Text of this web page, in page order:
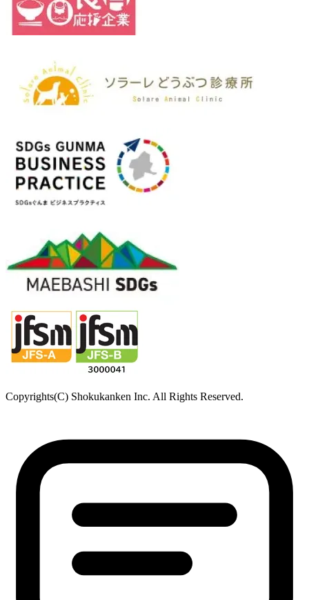
Copyrights(C) Shokukanken Inc. All Rights Reserved.